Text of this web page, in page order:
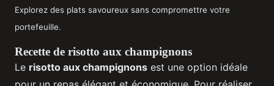
Explorez des plats savoureux sans compromettre votre
portefeuille.
Recette de risotto aux champignons
Le risotto aux champignons est une option idéale